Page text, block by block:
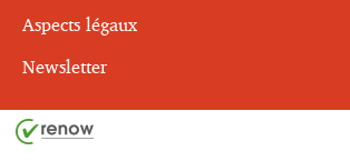
Aspects légaux
Newsletter